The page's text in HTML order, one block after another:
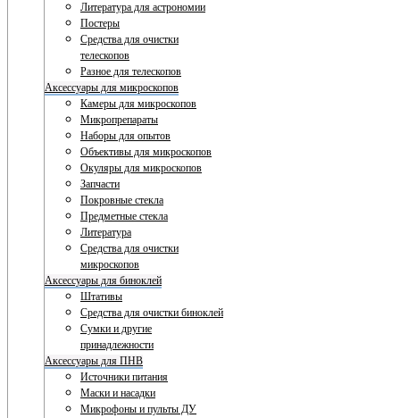
Литература для астрономии
Постеры
Средства для очистки
телескопов
Разное для телескопов
Аксессуары для микроскопов
Камеры для микроскопов
Микропрепараты
Наборы для опытов
Объективы для микроскопов
Окуляры для микроскопов
Запчасти
Покровные стекла
Предметные стекла
Литература
Средства для очистки
микроскопов
Аксессуары для биноклей
Штативы
Средства для очистки биноклей
Сумки и другие
принадлежности
Аксессуары для ПНВ
Источники питания
Маски и насадки
Микрофоны и пульты ДУ